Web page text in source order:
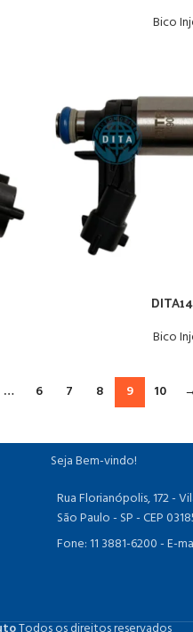
Bico
Bico
… 6 7 8 9 10 →
Seja Bem-vindo!
Rua Florianópolis, 172 -
São Paulo - SP - CEP
Fone: 11 3881-6200 -E-